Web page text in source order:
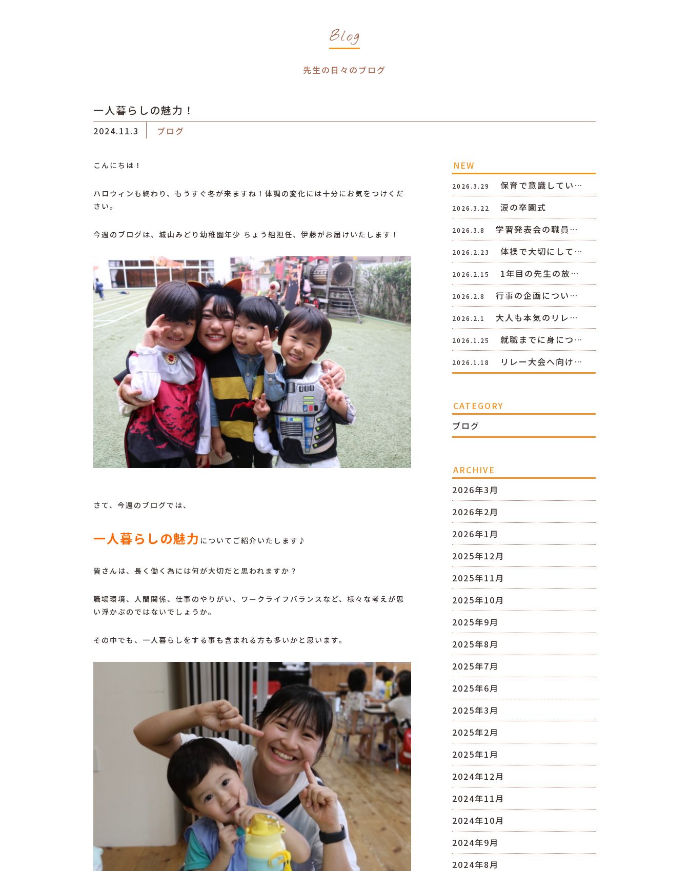
Blog
先生の日々のブログ
一人暮らしの魅力！
2024.11.3 ブログ
こんにちは！
ハロウィンも終わり、もうすぐ冬が来ますね！体調の変化には十分にお気をつけくだ
さい。
今週のブログは、城山みどり幼稚園年少 ちょう組担任、伊藤がお届けいたします！
さて、今週のブログでは、
一人暮らしの魅力 についてご紹介いたします♪
皆さんは、長く働く為には何が大切だと思われますか？
職場環境、人間関係、仕事のやりがい、ワークライフバランスなど、様々な考えが思
い浮かぶのではないでしょうか。
その中でも、一人暮らしをする事も含まれる方も多いかと思います。
NEW
2026.3.29 保育で意識してい…
2026.3.22 涙の卒園式
2026.3.8 学習発表会の職員…
2026.2.23 体操で大切にして…
2026.2.15 1年目の先生の放…
2026.2.8 行事の企画につい…
2026.2.1 大人も本気のリレ…
2026.1.25 就職までに身につ…
2026.1.18 リレー大会へ向け…
CATEGORY
ブログ
ARCHIVE
2026年3月
2026年2月
2026年1月
2025年12月
2025年11月
2025年10月
2025年9月
2025年8月
2025年7月
2025年6月
2025年3月
2025年2月
2025年1月
2024年12月
2024年11月
2024年10月
2024年9月
2024年8月